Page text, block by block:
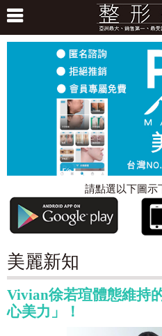
請點選以下圖示
美麗新知
Vivian徐若瑄體態維持
心美力」！